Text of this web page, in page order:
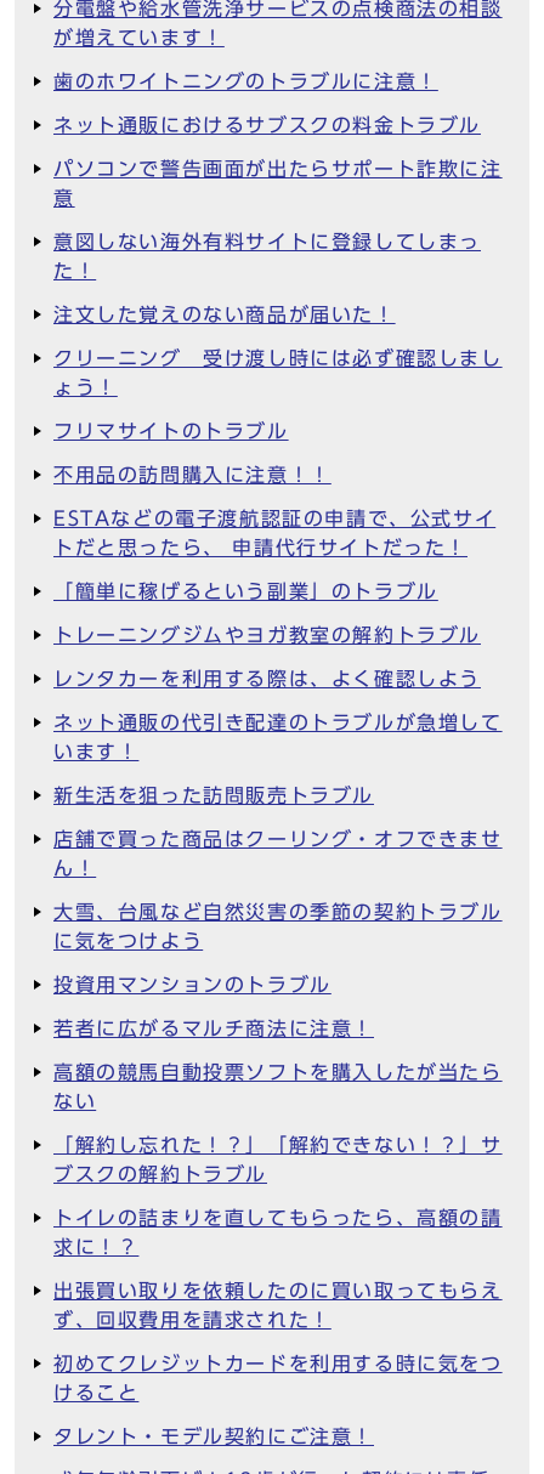
分電盤や給水管洗浄サービスの点検商法の相談
が増えています！
歯のホワイトニングのトラブルに注意！
ネット通販におけるサブスクの料金トラブル
パソコンで警告画面が出たらサポート詐欺に注
意
意図しない海外有料サイトに登録してしまっ
た！
注文した覚えのない商品が届いた！
クリーニング 受け渡し時には必ず確認しまし
ょう！
フリマサイトのトラブル
不用品の訪問購入に注意！！
ESTAなどの電子渡航認証の申請で、公式サイ
トだと思ったら、 申請代行サイトだった！
「簡単に稼げるという副業」のトラブル
トレーニングジムやヨガ教室の解約トラブル
レンタカーを利用する際は、よく確認しよう
ネット通販の代引き配達のトラブルが急増して
います！
新生活を狙った訪問販売トラブル
店舗で買った商品はクーリング・オフできませ
ん！
大雪、台風など自然災害の季節の契約トラブル
に気をつけよう
投資用マンションのトラブル
若者に広がるマルチ商法に注意！
高額の競馬自動投票ソフトを購入したが当たら
ない
「解約し忘れた！？」「解約できない！？」サ
ブスクの解約トラブル
トイレの詰まりを直してもらったら、高額の請
求に！？
出張買い取りを依頼したのに買い取ってもらえ
ず、回収費用を請求された！
初めてクレジットカードを利用する時に気をつ
けること
タレント・モデル契約にご注意！